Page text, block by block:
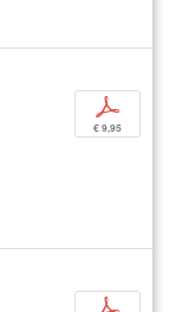
p
€ 9,95